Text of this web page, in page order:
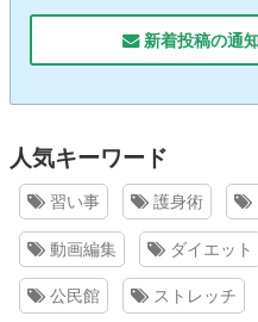
新着投稿の通
人気キーワード
習い事 護身術
動画編集 ダイエット
公民館 ストレッチ